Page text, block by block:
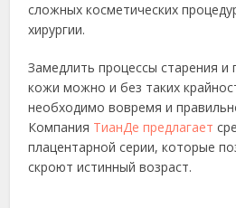
сложных косметических
хирургии.
Замедлить процессы старения
кожи можно и без таких
необходимо вовремя и
Компания ТианДе предлагает
плацентарной серии, которые
скроют истинный возраст.